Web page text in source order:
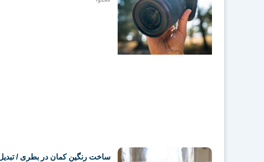
ساخت رنگین کمان در بطری /